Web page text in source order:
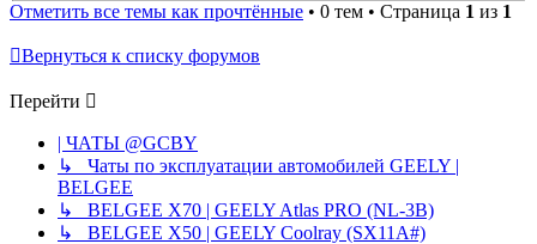
Отметить все темы как прочтённые • 0 тем • Страница 1 из 1
Вернуться к списку форумов
Перейти
| ЧАТЫ @GCBY
↳ Чаты по эксплуатации автомобилей GEELY |
BELGEE
↳ BELGEE X70 | GEELY Atlas PRO (NL-3B)
↳ BELGEE X50 | GEELY Coolray (SX11A#)